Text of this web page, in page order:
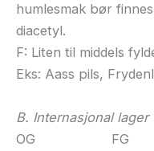
humlesmak bør
diacetyl.
F: Liten til middels
Eks: Aass pils,
B. Internasjonal lager
OG FG